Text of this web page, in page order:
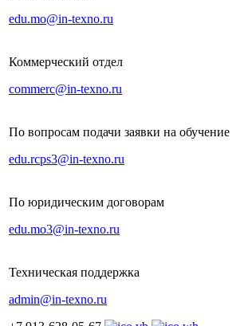
edu.mo@in-texno.ru
Коммерческий отдел
commerc@in-texno.ru
По вопросам подачи заявки на обучение
edu.rcps3@in-texno.ru
По юридическим договорам
edu.mo3@in-texno.ru
Техническая поддержка
admin@in-texno.ru